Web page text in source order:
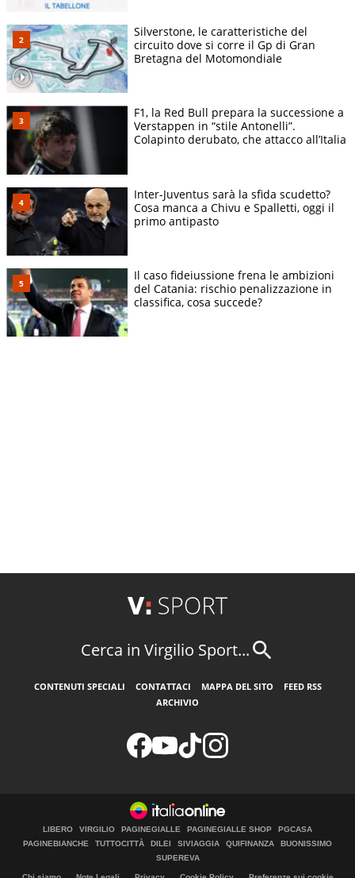
Silverstone, le caratteristiche del
circuito dove si corre il Gp di Gran
Bretagna del Motomondiale
F1, la Red Bull prepara la successione a
Verstappen in “stile Antonelli”.
Colapinto derubato, che attacco all’Italia
Inter-Juventus sarà la sfida scudetto?
Cosa manca a Chivu e Spalletti, oggi il
primo antipasto
Il caso fideiussione frena le ambizioni
del Catania: rischio penalizzazione in
classifica, cosa succede?
Cerca in Virgilio Sport...
CONTENUTI SPECIALI CONTATTACI MAPPA DEL SITO
FEED RSS
ARCHIVIO
LIBERO VIRGILIO PAGINEGIALLE PAGINEGIALLE SHOP
PGCASA
PAGINEBIANCHE
TUTTOCITTÀ DILEI SIVIAGGIA QUIFINANZA
BUONISSIMO
SUPEREVA